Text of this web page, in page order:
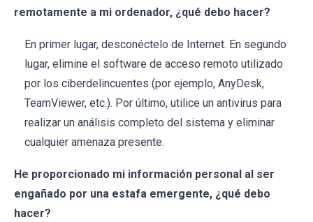
remotamente a mi ordenador, ¿qué debo hacer?
En primer lugar, desconéctelo de Internet. En segundo
lugar, elimine el software de acceso remoto utilizado
por los ciberdelincuentes (por ejemplo, AnyDesk,
TeamViewer, etc.). Por último, utilice un antivirus para
realizar un análisis completo del sistema y eliminar
cualquier amenaza presente.
He proporcionado mi información personal al ser
engañado por una estafa emergente, ¿qué debo
hacer?